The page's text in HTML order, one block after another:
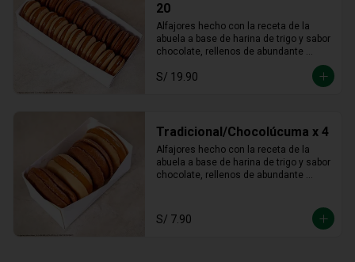
20
Alfajores hecho con la receta de la
abuela a base de harina de trigo y sabor
chocolate, rellenos de abundante
blanco de lúcuma
S/ 19.90
Tradicional/Chocolúcuma x 4
Alfajores hecho con la receta de la
abuela a base de harina de trigo y sabor
chocolate, rellenos de abundante
S/ 7.90